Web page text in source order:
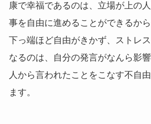
康で幸福であるのは、立場が上の
事を自由に進めることができるか
下っ端ほど自由がきかず、ストレ
なるのは、自分の発言がなんら影
人から言われたことをこなす不自
ます。